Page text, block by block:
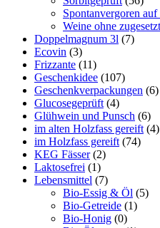
Spontanvergoren
Weine ohne
Doppelmagnum 3l (7)
Ecovin (3)
Frizzante (11)
Geschenkidee (107)
Geschenkverpackungen (6)
Glucosegeprüft (4)
Glühwein und Punsch (6)
im alten Holzfass gereift (4)
im Holzfass gereift (74)
KEG Fässer (2)
Laktosefrei (1)
Lebensmittel (7)
Bio-Essig & Öl (5)
Bio-Getreide (1)
Bio-Honig (0)